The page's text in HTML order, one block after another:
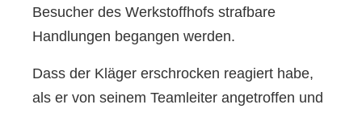
Besucher des Werkstoffhofs strafbare
Handlungen begangen werden.
Dass der Kläger erschrocken reagiert habe,
als er von seinem Teamleiter angetroffen und